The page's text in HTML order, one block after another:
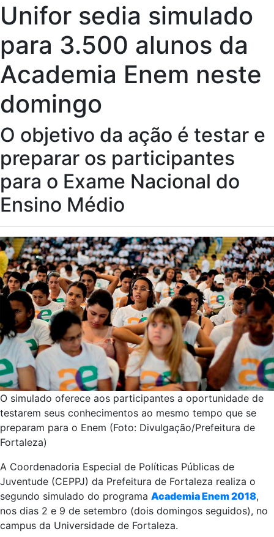
Unifor sedia simulado
para 3.500 alunos da
Academia Enem neste
domingo
O objetivo da ação é testar e
preparar os participantes
para o Exame Nacional do
Ensino Médio
O simulado oferece aos participantes a oportunidade de
testarem seus conhecimentos ao mesmo tempo que se
preparam para o Enem (Foto: Divulgação/Prefeitura de
Fortaleza)
A Coordenadoria Especial de Políticas Públicas de
Juventude (CEPPJ) da Prefeitura de Fortaleza realiza o
segundo simulado do programa Academia Enem 2018,
nos dias 2 e 9 de setembro (dois domingos seguidos), no
campus da Universidade de Fortaleza.